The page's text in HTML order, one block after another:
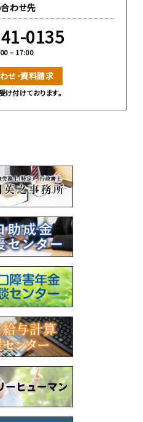
わせ先
0135
– 17:00
せ・資料請求
付けております。